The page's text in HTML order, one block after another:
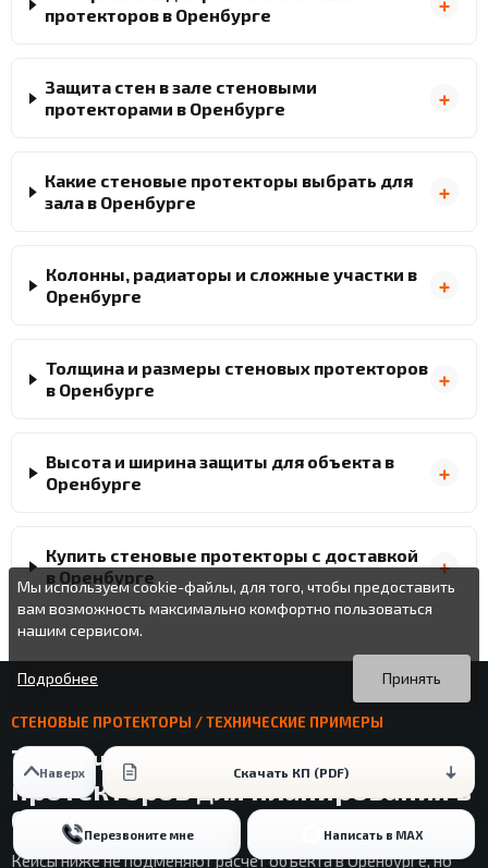
протекторов в Оренбурге
Защита стен в зале стеновыми
протекторами в Оренбурге
Какие стеновые протекторы выбрать для
зала в Оренбурге
Колонны, радиаторы и сложные участки в
Оренбурге
Толщина и размеры стеновых протекторов
в Оренбурге
Высота и ширина защиты для объекта в
Оренбурге
Купить стеновые протекторы с доставкой
в Оренбурге
СТЕНОВЫЕ ПРОТЕКТОРЫ / ТЕХНИЧЕСКИЕ ПРИМЕРЫ
Технические примеры стеновых
протекторов для планирования в
Оренбурге
Кейсы ниже не подменяют расчет объекта в Оренбурге, но
Наверх Скачать КП (PDF)
Перезвоните мне Написать в MAX
Мы используем cookie-файлы, для того, чтобы предоставить
вам возможность максимально комфортно пользоваться
нашим сервисом.
Вы можете подробнее прочитать о cookie-файлах в открытых
источниках или изменить настройки своего браузера.
Продолжая пользоваться данным сайтом без изменения
настроек вы даете согласие на использование ваших cookie-
Принять
Подробнее